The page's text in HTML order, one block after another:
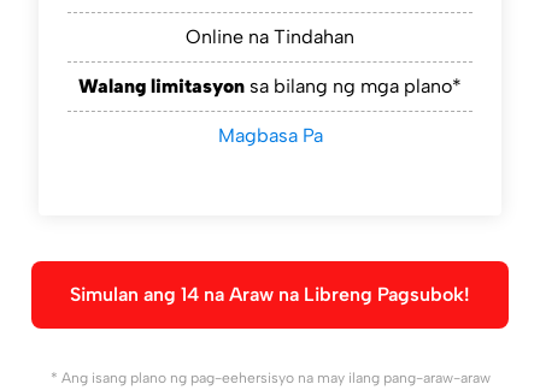
Online na Tindahan
Walang limitasyon sa bilang ng mga plano*
Magbasa Pa
Simulan ang 14 na Araw na Libreng Pagsubok!
* Ang isang plano ng pag-eehersisyo na may ilang pang-araw-araw